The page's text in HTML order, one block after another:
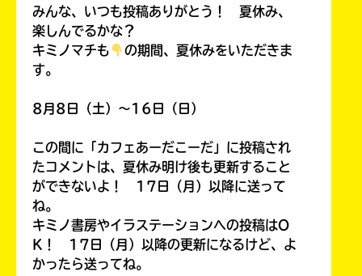
みんな、いつも投稿ありがとう！ 夏休み、
楽しんでるかな？
キミノマチも
の期間、夏休みをいただきま
す。
8月8日（土）～16日（日）
この間に「カフェあーだこーだ」に投稿され
たコメントは、夏休み明け後も更新すること
ができないよ！ 17日（月）以降に送って
ね。
キミノ書房やイラステーションへの投稿はO
K！ 17日（月）以降の更新になるけど、よ
かったら送ってね。